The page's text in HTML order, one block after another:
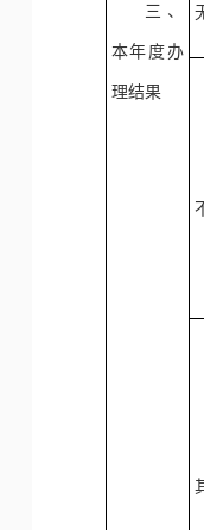
三、
本年度办
理结果